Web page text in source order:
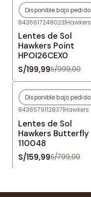
-80%OFF
Agotado
Disponible bajo pedido
8436617248023|Hawkers
Lentes de Sol
Hawkers Point
HPOI26CEX0
S/199,99S/999,00
-80%OFF
Agotado
Disponible bajo pedido
8436579112837|Hawkers
Lentes de Sol
Hawkers Butterfly
110048
S/159,99S/799,00